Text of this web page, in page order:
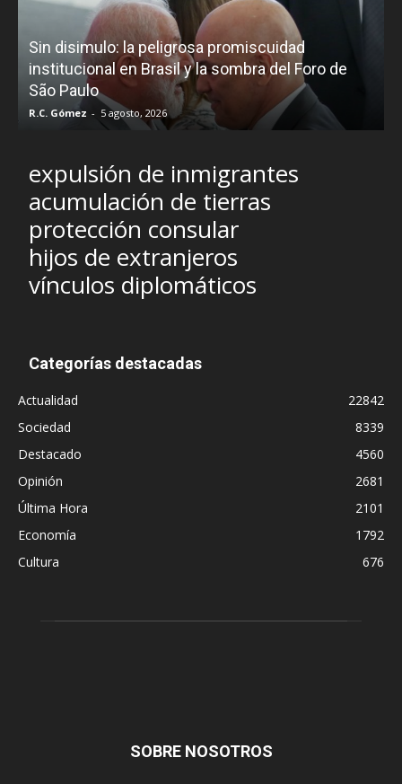
Sin disimulo: la peligrosa promiscuidad
institucional en Brasil y la sombra del Foro de
São Paulo
R.C. Gómez - 5 agosto, 2026
expulsión de inmigrantes
acumulación de tierras
protección consular
hijos de extranjeros
vínculos diplomáticos
Categorías destacadas
Actualidad
22842
Sociedad
8339
Destacado
4560
Opinión
2681
Última Hora
2101
Economía
1792
Cultura
676
SOBRE NOSOTROS